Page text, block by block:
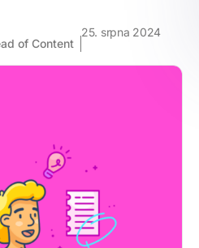
of Content
25. srpna 2024